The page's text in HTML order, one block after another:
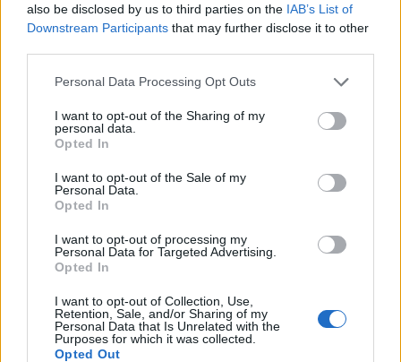
also be disclosed by us to third parties on the IAB’s List of
Downstream Participants that may further disclose it to other
Please note that this website/app uses one or more Google
not limited to your visit or usage behaviour. You may click to
grant or deny consent to Google and its third-party tags to
use your data for below specified purposes in below Google
consent section.
Personal Data Processing Opt Outs
I want to opt-out of the Sharing of my
personal data.
Opted In
I want to opt-out of the Sale of my
Personal Data.
Opted In
I want to opt-out of processing my
Personal Data for Targeted Advertising.
Opted In
I want to opt-out of Collection, Use,
Retention, Sale, and/or Sharing of my
Personal Data that Is Unrelated with the
Purposes for which it was collected.
Opted Out
Fuentes
1.Heszen-Niejodek I., Teoría del estrés psicológico y del
afrontamiento [en:] Strelau J., (ed.), Psicología. Podręcznik
akademicki, t. 3, GWP, Gdańsk 2005. 2.Reykowski J.,
psychologicznego, AOVN, Warszawa 1966. 3.Wrześniewski K.,
Psychologiczne uwarunkowania powstawania i rozwoju chorób
somatycznych [en:] Strelau J., (red.), Psychologia. Podręcznik
http://www.helpguide.org/articles/stress/stress-
management.htm
depression/Pages/reduce-stress.aspx
http://www.webmd.com/balance/guide/blissing-out-10-
relaxation-techniques-reduce-stress-spot